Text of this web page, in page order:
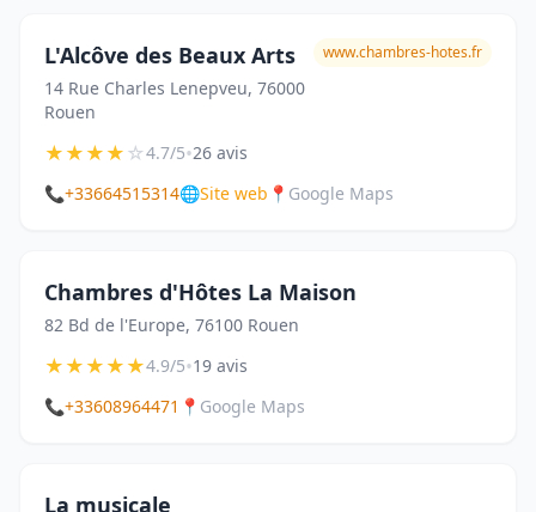
L'Alcôve des Beaux Arts
14 Rue Charles Lenepveu, 76000
Rouen
www.chambres-hotes.fr
★★★★☆4.7/5•26 avis
📞+33664515314🌐Site web 📍 Google Maps
Chambres d'Hôtes La Maison
82 Bd de l'Europe, 76100 Rouen
★★★★★4.9/5•19 avis
📞+33608964471 📍 Google Maps
La musicale